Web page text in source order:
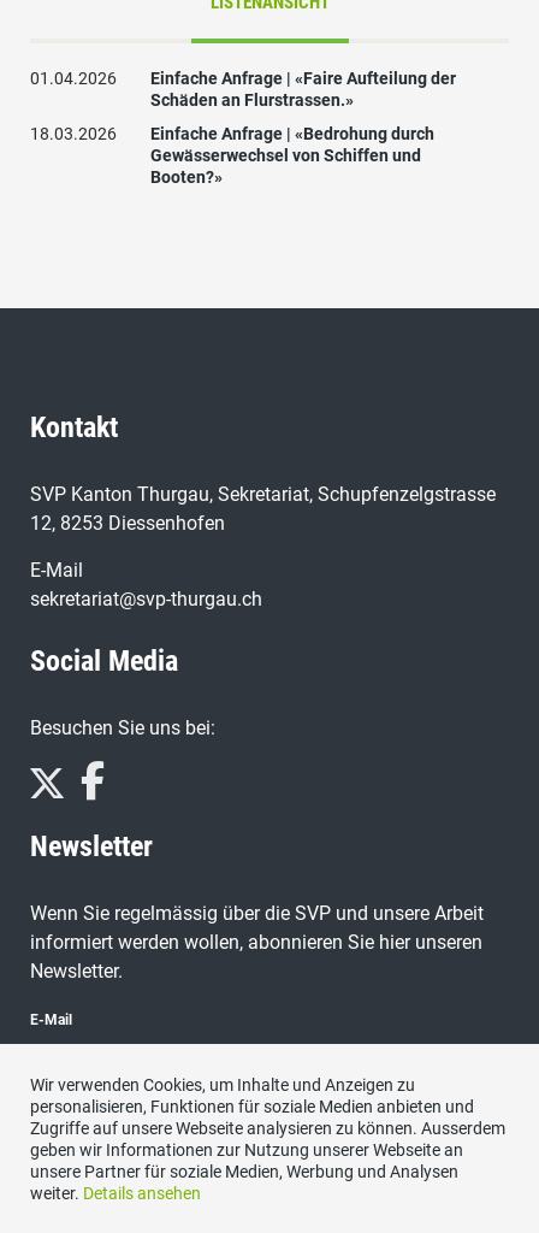
01.04.2026
Einfache Anfrage | «Faire Aufteilung der
Schäden an Flurstrassen.»
18.03.2026
Einfache Anfrage | «Bedrohung durch
Gewässerwechsel von Schiffen und
Booten?»
Kontakt
SVP Kanton Thurgau, Sekretariat, Schupfenzelgstrasse
12, 8253 Diessenhofen
E-Mail
sekretariat@svp-thurgau.ch
Social Media
Besuchen Sie uns bei:
Newsletter
Wenn Sie regelmässig über die SVP und unsere Arbeit
informiert werden wollen, abonnieren Sie hier unseren
Newsletter.
E-Mail
abonnieren
Wir verwenden Cookies, um Inhalte und Anzeigen zu
personalisieren, Funktionen für soziale Medien anbieten und
Zugriffe auf unsere Webseite analysieren zu können. Ausserdem
geben wir Informationen zur Nutzung unserer Webseite an
unsere Partner für soziale Medien, Werbung und Analysen
weiter. Details ansehen